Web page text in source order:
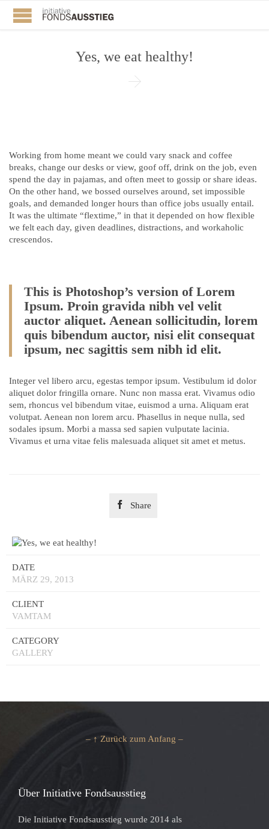
Yes, we eat healthy!

Working from home meant we could vary snack and coffee
breaks, change our desks or view, goof off, drink on the job, even
spend the day in pajamas, and often meet to gossip or share ideas.
On the other hand, we bossed ourselves around, set impossible
goals, and demanded longer hours than office jobs usually entail.
It was the ultimate “flextime,” in that it depended on how flexible
we felt each day, given deadlines, distractions, and workaholic
crescendos.
This is Photoshop’s version of Lorem
Ipsum. Proin gravida nibh vel velit
auctor aliquet. Aenean sollicitudin, lorem
quis bibendum auctor, nisi elit consequat
ipsum, nec sagittis sem nibh id elit.
Integer vel libero arcu, egestas tempor ipsum. Vestibulum id dolor
aliquet dolor fringilla ornare. Nunc non massa erat. Vivamus odio
sem, rhoncus vel bibendum vitae, euismod a urna. Aliquam erat
volutpat. Aenean non lorem arcu. Phasellus in neque nulla, sed
sodales ipsum. Morbi a massa sed sapien vulputate lacinia.
Vivamus et urna vitae felis malesuada aliquet sit amet et metus.
 Share
DATE
MÄRZ 29, 2013
CLIENT
VAMTAM
CATEGORY
GALLERY
– ↑ Zurück zum Anfang –
Über Initiative Fondsausstieg
Die Initiative Fondsausstieg wurde 2014 als